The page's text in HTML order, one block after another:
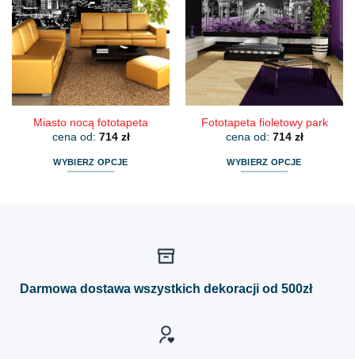
Opcje
można
wybrać
na
stronie
produktu
Opcje
można
wybrać
na
stronie
produktu
Miasto nocą fototapeta
cena od: 714 zł
WYBIERZ OPCJE
Fototapeta fioletowy park
cena od: 714 zł
WYBIERZ OPCJE
Darmowa dostawa wszystkich dekoracji od 500zł